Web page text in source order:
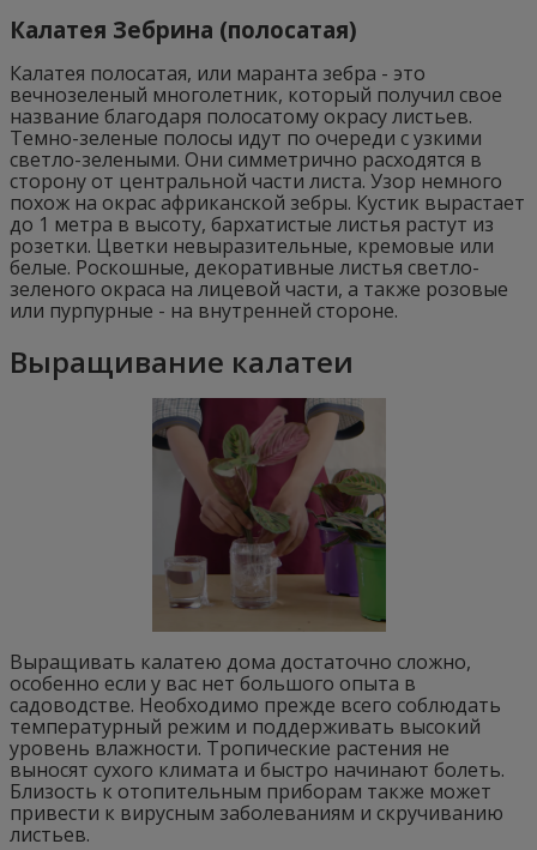
Калатея Зебрина (полосатая)
Калатея полосатая, или маранта зебра - это
вечнозеленый многолетник, который получил свое
название благодаря полосатому окрасу листьев.
Темно-зеленые полосы идут по очереди с узкими
светло-зелеными. Они симметрично расходятся в
сторону от центральной части листа. Узор немного
похож на окрас африканской зебры. Кустик вырастает
до 1 метра в высоту, бархатистые листья растут из
розетки. Цветки невыразительные, кремовые или
белые. Роскошные, декоративные листья светло-
зеленого окраса на лицевой части, а также розовые
или пурпурные - на внутренней стороне.
Выращивание калатеи
Выращивать калатею дома достаточно сложно,
особенно если у вас нет большого опыта в
садоводстве. Необходимо прежде всего соблюдать
температурный режим и поддерживать высокий
уровень влажности. Тропические растения не
выносят сухого климата и быстро начинают болеть.
Близость к отопительным приборам также может
привести к вирусным заболеваниям и скручиванию
листьев.